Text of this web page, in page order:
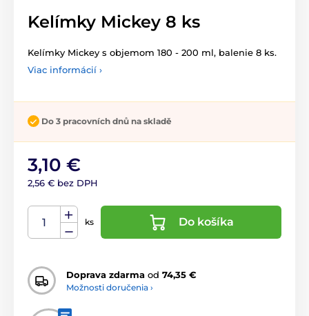
Kelímky Mickey 8 ks
Kelímky Mickey s objemom 180 - 200 ml, balenie 8 ks.
Viac informácií ›
Do 3 pracovních dnů na skladě
3,10 €
2,56 € bez DPH
ks Do košíka
Doprava zdarma od 74,35 €
Možnosti doručenia ›